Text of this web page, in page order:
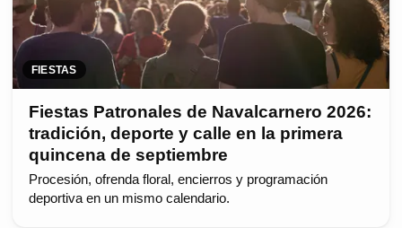
FIESTAS
Fiestas Patronales de Navalcarnero 2026:
tradición, deporte y calle en la primera
quincena de septiembre
Procesión, ofrenda floral, encierros y programación
deportiva en un mismo calendario.